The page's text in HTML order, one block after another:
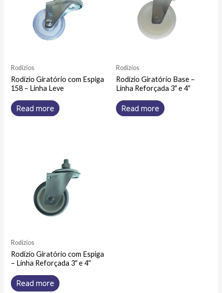
Rodízios
Rodízio Giratório com Espiga
158 – Linha Leve
Read more
Rodízios
Rodízio Giratório Base –
Linha Reforçada 3″ e 4″
Read more
Rodízios
Rodízio Giratório com Espiga
– Linha Reforçada 3″ e 4″
Read more